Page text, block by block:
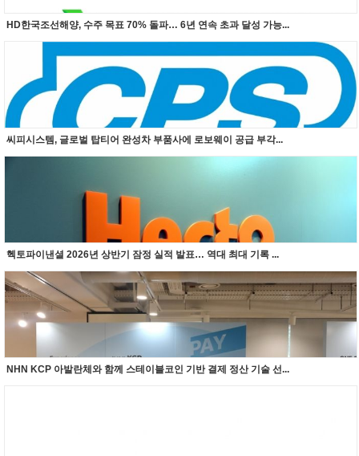
HD한국조선해양, 수주 목표 70% 돌파… 6년 연속 초과 달성 가능...
씨피시스템, 글로벌 탑티어 완성차 부품사에 로보웨이 공급 부각...
헥토파이낸셜 2026년 상반기 잠정 실적 발표… 역대 최대 기록 ...
NHN KCP 아발란체와 함께 스테이블코인 기반 결제 정산 기술 선...